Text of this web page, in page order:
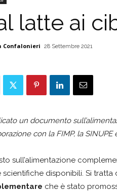
latte ai
Confalonieri 28 Settembre 2021
un documento
con la FIMP, la SINUPE
sull’alimentazione
scientifiche disponibili. Si tratta
che è stato